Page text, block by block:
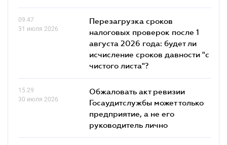
09.47
31 июля 2026
Перезагрузка сроков
налоговых проверок после 1
августа 2026 года: будет ли
исчисление сроков давности "с
чистого листа"?
15.29
30 июля 2026
Обжаловать акт ревизии
Госаудитслужбы может только
предприятие, а не его
руководитель лично